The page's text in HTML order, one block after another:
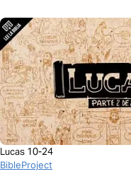
Lucas 10-24
BibleProject